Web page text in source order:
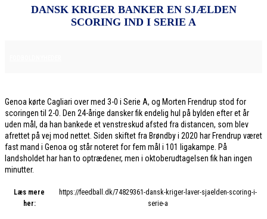
DANSK KRIGER BANKER EN SJÆLDEN
SCORING IND I SERIE A
Genoa kørte Cagliari over med 3-0 i Serie A, og Morten Frendrup stod for
scoringen til 2-0. Den 24-årige dansker fik endelig hul på bylden efter et år
uden mål, da han bankede et venstreskud afsted fra distancen, som blev
afrettet på vej mod nettet. Siden skiftet fra Brøndby i 2020 har Frendrup været
fast mand i Genoa og står noteret for fem mål i 101 ligakampe. På
landsholdet har han to optrædener, men i oktoberudtagelsen fik han ingen
minutter.
Læs mere
her:
https://feedball.dk/74829361-dansk-kriger-laver-sjaelden-scoring-i-
serie-a